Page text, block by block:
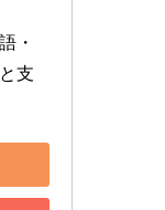
・
支